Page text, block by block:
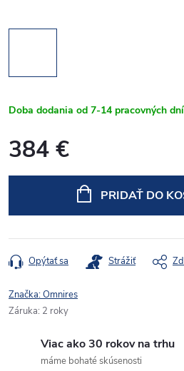
Doba dodania od 7-14 pracovných dní
384 €
PRIDAŤ DO
Opýtať sa Strážiť
Značka:Omnires
Záruka: 2 roky
Viac ako 30 rokov na trhu
máme bohaté skúsenosti